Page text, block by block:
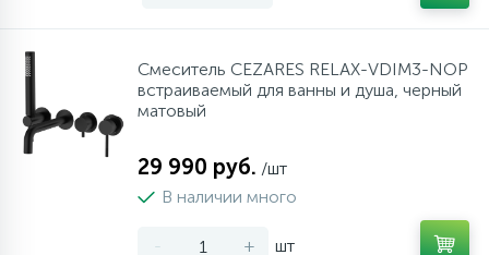
Смеситель CEZARES RELAX-VDIM3-NOP
встраиваемый для ванны и душа, черный
матовый
29 990 руб. /шт
В наличии много
- + шт